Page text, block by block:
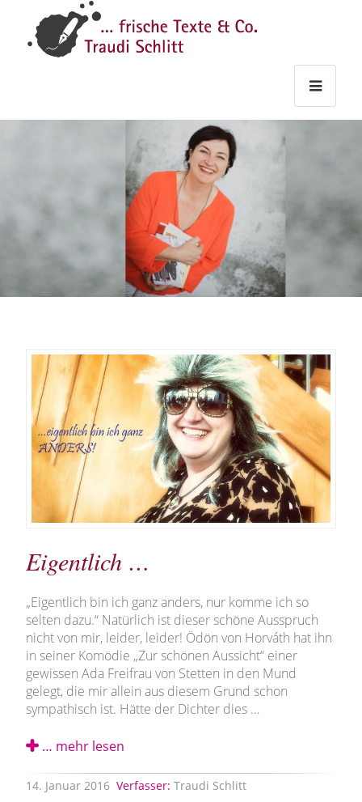
Texte
Eigentlich …
„Eigentlich bin ich ganz anders, nur komme ich so
selten dazu.“ Natürlich ist dieser schöne Ausspruch
nicht von mir, leider, leider! Ödön von Horváth hat ihn
in seiner Komödie „Zur schönen Aussicht“ einer
gewissen Ada Freifrau von Stetten in den Mund
gelegt, die mir allein aus diesem Grund schon
sympathisch ist. Hätte der Dichter dies …
… mehr lesen
14. Januar 2016 Verfasser: Traudi Schlitt